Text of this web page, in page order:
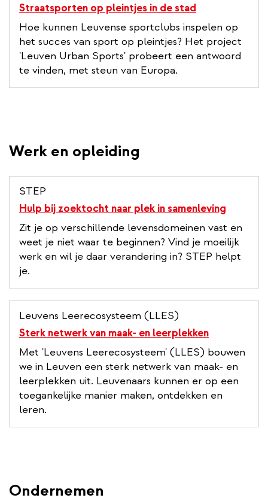
Straatsporten op pleintjes in de stad
Hoe kunnen Leuvense sportclubs inspelen op
het succes van sport op pleintjes? Het project
'Leuven Urban Sports' probeert een antwoord
te vinden, met steun van Europa.
Werk en opleiding
STEP
Hulp bij zoektocht naar plek in samenleving
Zit je op verschillende levensdomeinen vast en
weet je niet waar te beginnen? Vind je moeilijk
werk en wil je daar verandering in? STEP helpt
je.
Leuvens Leerecosysteem (LLES)
Sterk netwerk van maak- en leerplekken
Met 'Leuvens Leerecosysteem' (LLES) bouwen
we in Leuven een sterk netwerk van maak- en
leerplekken uit. Leuvenaars kunnen er op een
toegankelijke manier maken, ontdekken en
leren.
Ondernemen